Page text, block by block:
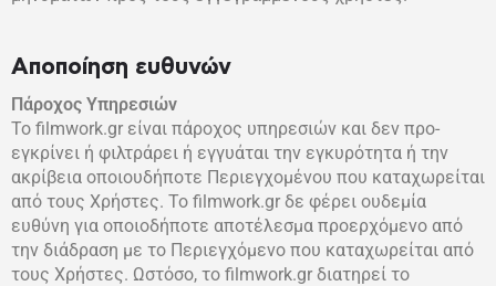
Αποποίηση ευθυνών
Πάροχος Υπηρεσιών
Το filmwork.gr είναι πάροχος υπηρεσιών και δεν προ-
εγκρίνει ή φιλτράρει ή εγγυάται την εγκυρότητα ή την
ακρίβεια οποιουδήποτε Περιεγχομένου που καταχωρείται
από τους Χρήστες. Το filmwork.gr δε φέρει ουδεμία
ευθύνη για οποιοδήποτε αποτέλεσμα προερχόμενο από
την διάδραση με το Περιεγχόμενο που καταχωρείται από
τους Χρήστες. Ωστόσο, το filmwork.gr διατηρεί το